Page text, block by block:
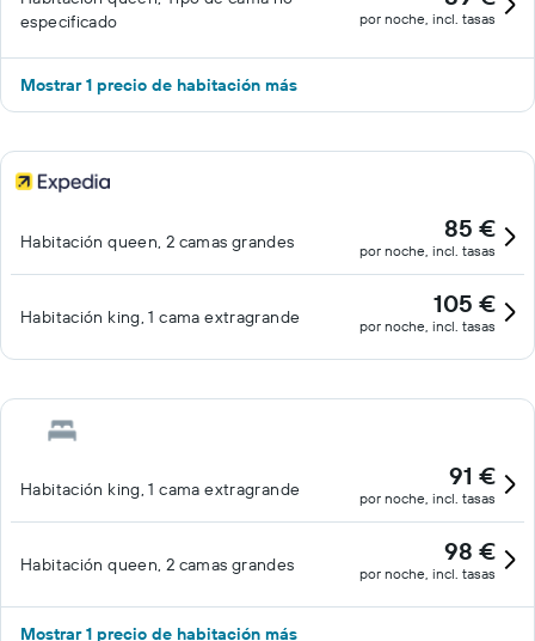
especificado
por noche, incl. tasas
Mostrar 1 precio de habitación más
Habitación queen, 2 camas grandes 85 €
por noche, incl. tasas
Habitación king, 1 cama extragrande 105 €
por noche, incl. tasas
Habitación king, 1 cama extragrande 91 €
por noche, incl. tasas
Habitación queen, 2 camas grandes 98 €
por noche, incl. tasas
Mostrar 1 precio de habitación más